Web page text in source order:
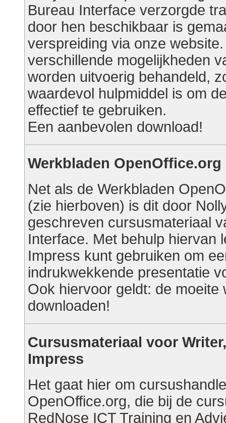
Bureau Interface verzorgde
door hen beschikbaar is
verspreiding via onze
verschillende mogelijkheden
worden uitvoerig behandeld,
waardevol hulpmiddel is om
effectief te gebruiken.
Een aanbevolen download!
Werkbladen OpenOffice.org
Net als de Werkbladen
(zie hierboven) is dit door
geschreven cursusmateriaal
Interface. Met behulp hiervan
Impress kunt gebruiken om
indrukwekkende presentatie
Ook hiervoor geldt: de moeite
downloaden!
Cursusmateriaal voor
Impress
Het gaat hier om
OpenOffice.org, die bij de
RedNose ICT Training en